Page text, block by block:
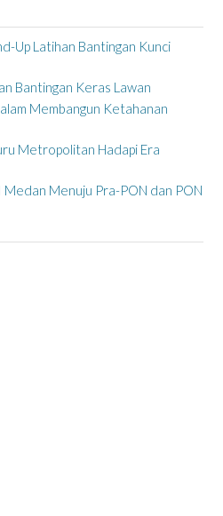
Up Latihan Bantingan Kunci
Bantingan Keras Lawan
Membangun Ketahanan
Metropolitan Hadapi Era
Menuju Pra-PON dan PON